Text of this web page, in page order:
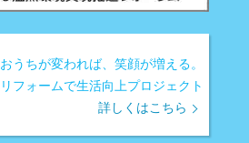
おうちが変われば、笑顔が増える。
リフォームで生活向上プロジェクト
詳しくはこちら